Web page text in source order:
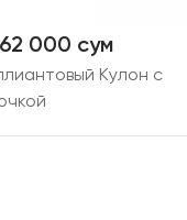
000 сум
Кулон с